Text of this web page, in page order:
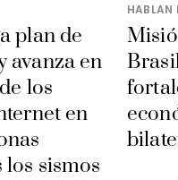
plan de
avanza en
los
en
los sismos
HABLAN